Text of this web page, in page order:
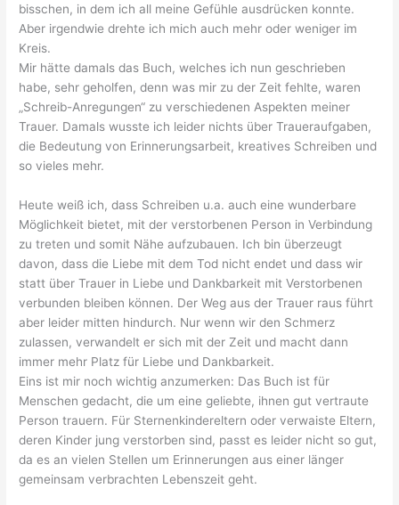
bisschen, in dem ich all meine Gefühle ausdrücken konnte.
Aber irgendwie drehte ich mich auch mehr oder weniger im
Kreis.
Mir hätte damals das Buch, welches ich nun geschrieben
habe, sehr geholfen, denn was mir zu der Zeit fehlte, waren
„Schreib-Anregungen“ zu verschiedenen Aspekten meiner
Trauer. Damals wusste ich leider nichts über Traueraufgaben,
die Bedeutung von Erinnerungsarbeit, kreatives Schreiben und
so vieles mehr.
Heute weiß ich, dass Schreiben u.a. auch eine wunderbare
Möglichkeit bietet, mit der verstorbenen Person in Verbindung
zu treten und somit Nähe aufzubauen. Ich bin überzeugt
davon, dass die Liebe mit dem Tod nicht endet und dass wir
statt über Trauer in Liebe und Dankbarkeit mit Verstorbenen
verbunden bleiben können. Der Weg aus der Trauer raus führt
aber leider mitten hindurch. Nur wenn wir den Schmerz
zulassen, verwandelt er sich mit der Zeit und macht dann
immer mehr Platz für Liebe und Dankbarkeit.
Eins ist mir noch wichtig anzumerken: Das Buch ist für
Menschen gedacht, die um eine geliebte, ihnen gut vertraute
Person trauern. Für Sternenkindereltern oder verwaiste Eltern,
deren Kinder jung verstorben sind, passt es leider nicht so gut,
da es an vielen Stellen um Erinnerungen aus einer länger
gemeinsam verbrachten Lebenszeit geht.